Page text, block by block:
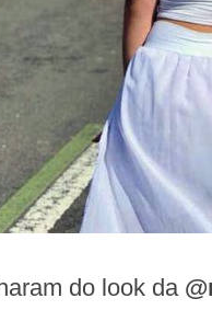
do look da